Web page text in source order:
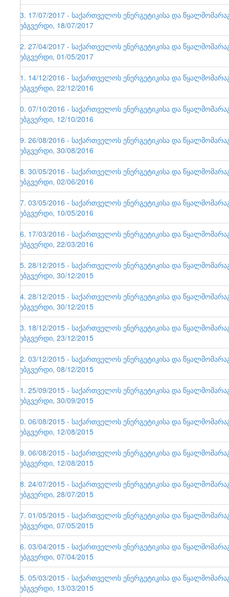
83. 17/07/2017 - საქართველოს ენერგეტიკისა და
ვებგვერდი, 18/07/2017
82. 27/04/2017 - საქართველოს ენერგეტიკისა და
ვებგვერდი, 01/05/2017
81. 14/12/2016 - საქართველოს ენერგეტიკისა და
ვებგვერდი, 22/12/2016
80. 07/10/2016 - საქართველოს ენერგეტიკისა და
ვებგვერდი, 12/10/2016
79. 26/08/2016 - საქართველოს ენერგეტიკისა და
ვებგვერდი, 30/08/2016
78. 30/05/2016 - საქართველოს ენერგეტიკისა და
ვებგვერდი, 02/06/2016
77. 03/05/2016 - საქართველოს ენერგეტიკისა და
ვებგვერდი, 10/05/2016
76. 17/03/2016 - საქართველოს ენერგეტიკისა და
ვებგვერდი, 22/03/2016
75. 28/12/2015 - საქართველოს ენერგეტიკისა და
ვებგვერდი, 30/12/2015
74. 28/12/2015 - საქართველოს ენერგეტიკისა და
ვებგვერდი, 30/12/2015
73. 18/12/2015 - საქართველოს ენერგეტიკისა და
ვებგვერდი, 23/12/2015
72. 03/12/2015 - საქართველოს ენერგეტიკისა და
ვებგვერდი, 08/12/2015
71. 25/09/2015 - საქართველოს ენერგეტიკისა და
ვებგვერდი, 30/09/2015
70. 06/08/2015 - საქართველოს ენერგეტიკისა და
ვებგვერდი, 12/08/2015
69. 06/08/2015 - საქართველოს ენერგეტიკისა და
ვებგვერდი, 12/08/2015
68. 24/07/2015 - საქართველოს ენერგეტიკისა და
ვებგვერდი, 28/07/2015
67. 01/05/2015 - საქართველოს ენერგეტიკისა და
ვებგვერდი, 07/05/2015
66. 03/04/2015 - საქართველოს ენერგეტიკისა და
ვებგვერდი, 07/04/2015
65. 05/03/2015 - საქართველოს ენერგეტიკისა და
ვებგვერდი, 13/03/2015